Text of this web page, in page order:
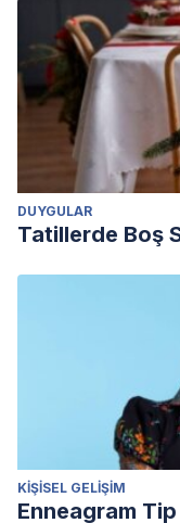
DUYGULAR
Tatillerde Boş
KIŞISEL GELIŞIM
Enneagram